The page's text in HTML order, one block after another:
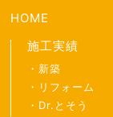
HOME
施工実績
新築
リフォーム
Dr.とそう